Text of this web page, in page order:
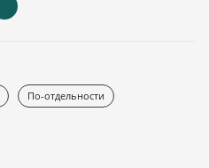
По-отдельности